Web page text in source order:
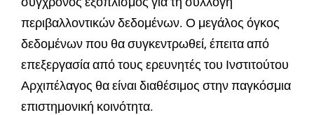
περιβαλλοντικών δεδομένων. Ο μεγάλος όγκος
δεδομένων που θα συγκεντρωθεί, έπειτα από
επεξεργασία από τους ερευνητές του Ινστιτούτου
Αρχιπέλαγος θα είναι διαθέσιμος στην παγκόσμια
επιστημονική κοινότητα.